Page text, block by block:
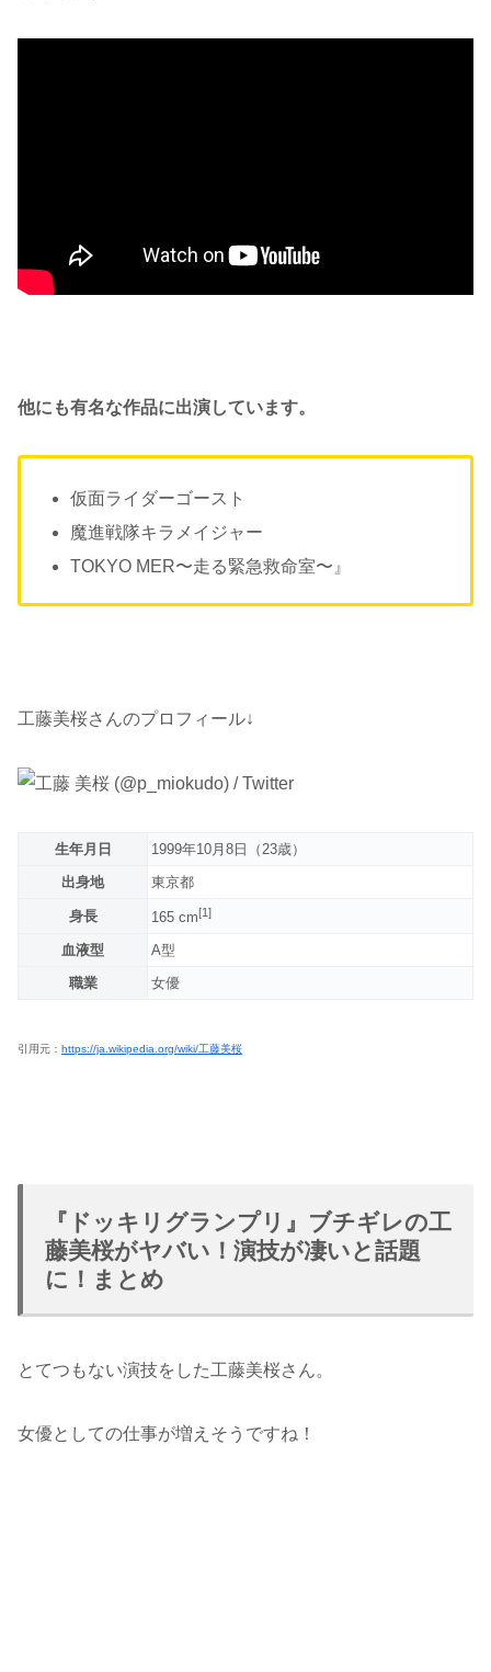
他にも有名な作品に出演しています。
仮面ライダーゴースト
魔進戦隊キラメイジャー
TOKYO MER〜走る緊急救命室〜』
工藤美桜さんのプロフィール↓
生年月日
1999年10月8日（23歳）
出身地
東京都
身長 165 cm[1]
血液型
A型
職業
女優
引用元： https://ja.wikipedia.org/wiki/工藤美桜
『ドッキリグランプリ』ブチギレの工
藤美桜がヤバい！演技が凄いと話題
に！まとめ
とてつもない演技をした工藤美桜さん。
女優としての仕事が増えそうですね！